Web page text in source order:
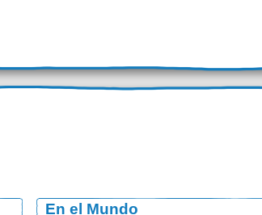
En el Mundo